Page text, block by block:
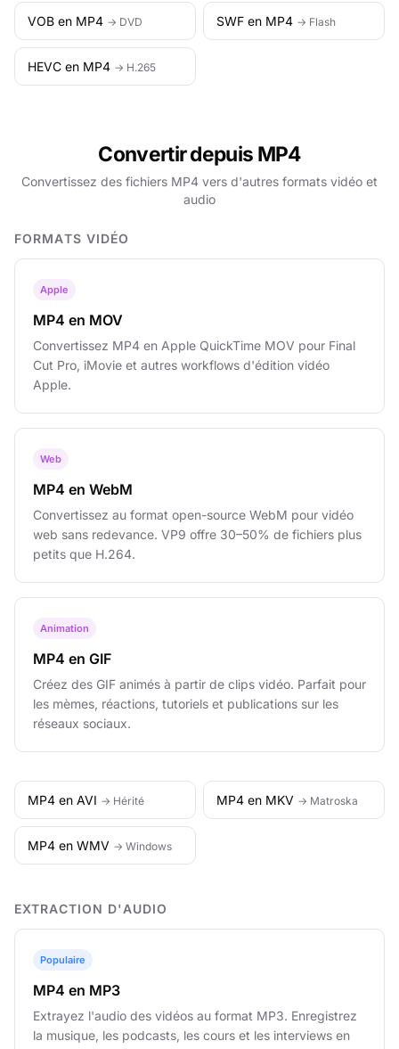
VOB en MP4 → DVD SWF en MP4 → Flash
HEVC en MP4 → H.265
Convertir depuis MP4
Convertissez des fichiers MP4 vers d'autres formats vidéo et
audio
FORMATS VIDÉO
Apple
MP4 en MOV
Convertissez MP4 en Apple QuickTime MOV pour Final
Cut Pro, iMovie et autres workflows d'édition vidéo
Apple.
Web
MP4 en WebM
Convertissez au format open-source WebM pour vidéo
web sans redevance. VP9 offre 30–50% de fichiers plus
petits que H.264.
Animation
MP4 en GIF
Créez des GIF animés à partir de clips vidéo. Parfait pour
les mèmes, réactions, tutoriels et publications sur les
réseaux sociaux.
MP4 en AVI → Hérité MP4 en MKV → Matroska
MP4 en WMV → Windows
EXTRACTION D'AUDIO
Populaire
MP4 en MP3
Extrayez l'audio des vidéos au format MP3. Enregistrez
la musique, les podcasts, les cours et les interviews en